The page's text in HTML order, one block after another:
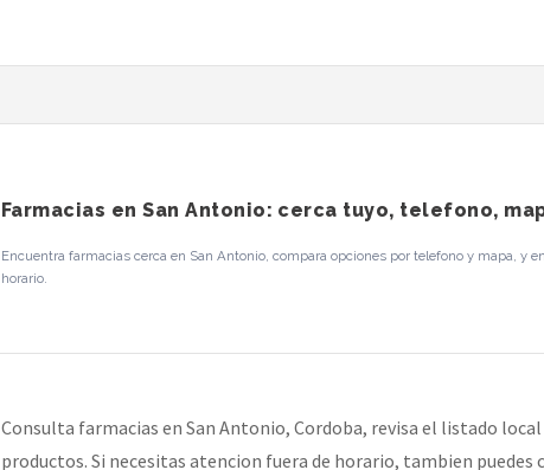
Farmacias en San Antonio: cerca tuyo, telefono,
Encuentra farmacias cerca en San Antonio, compara opciones por telefono y mapa, y
horario.
Consulta farmacias en San Antonio, Cordoba, revisa el listado
productos. Si necesitas atencion fuera de horario, tambien